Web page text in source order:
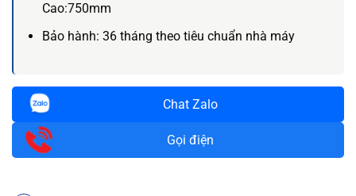
Cao:750mm
Bảo hành: 36 tháng theo tiêu chuẩn nhà máy
Chat Zalo
Gọi điện